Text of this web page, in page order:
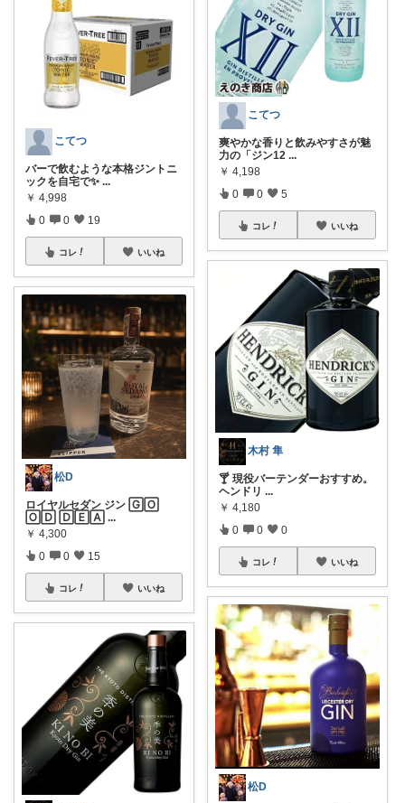
こてつ
バーで飲むような本格ジントニ
ックを自宅で✨ ...
￥ 4,998
0 0 19
コレ いいね
松D
ロイヤルセダン ジン 🄶🄾
🄾🄳 🄳🄴🄰 ...
￥ 4,300
0 0 15
コレ いいね
こてつ
爽やかな香りと飲みやすさが魅
力の「ジン12 ...
￥ 4,198
0 0 5
コレ いいね
木村 隼
🍸 現役バーテンダーおすすめ。
ヘンドリ ...
￥ 4,180
0 0 0
コレ いいね
松D